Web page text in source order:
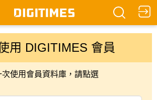
用 DIGITIMES 會員
使用會員資料庫，請點選